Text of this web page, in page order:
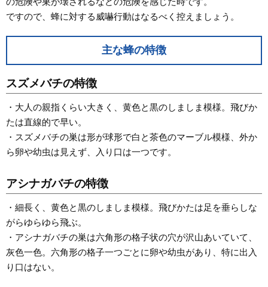
ですので、蜂に対する威嚇行動はなるべく控えましょう。
主な蜂の特徴
スズメバチの特徴
・大人の親指くらい大きく、黄色と黒のしましま模様。飛びか
たは直線的で早い。
・スズメバチの巣は形が球形で白と茶色のマーブル模様、外か
ら卵や幼虫は見えず、入り口は一つです。
アシナガバチの特徴
・細長く、黄色と黒のしましま模様。飛びかたは足を垂らしな
がらゆらゆら飛ぶ。
・アシナガバチの巣は六角形の格子状の穴が沢山あいていて、
灰色一色。六角形の格子一つごとに卵や幼虫があり、特に出入
り口はない。